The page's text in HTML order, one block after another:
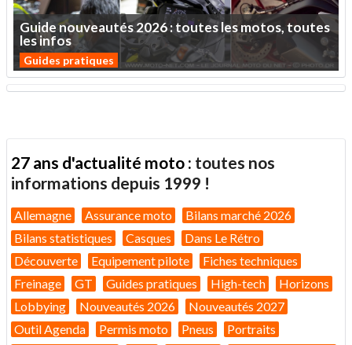
Guidenouveautés2026:touteslesmotos,toutes
lesinfos
Guides pratiques
27 ans d'actualité moto : toutes nos
informations depuis 1999 !
Allemagne Assurance moto
Bilans marché 2026
Bilans statistiques
Casques
Dans Le Rétro
Découverte
Equipement pilote
Fiches techniques
Freinage
GT Guides pratiques High-tech
Horizons
Lobbying
Nouveautés 2026
Nouveautés 2027
Outil Agenda
Permis moto Pneus
Portraits